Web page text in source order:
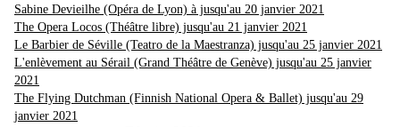
Sabine Devieilhe (Opéra de Lyon) à jusqu'au 20 janvier 2021
The Opera Locos (Théâtre libre) jusqu'au 21 janvier 2021
Le Barbier de Séville (Teatro de la Maestranza) jusqu'au 25 janvier 2021
L'enlèvement au Sérail (Grand Théâtre de Genève) jusqu'au 25 janvier
2021
The Flying Dutchman (Finnish National Opera & Ballet) jusqu'au 29
janvier 2021